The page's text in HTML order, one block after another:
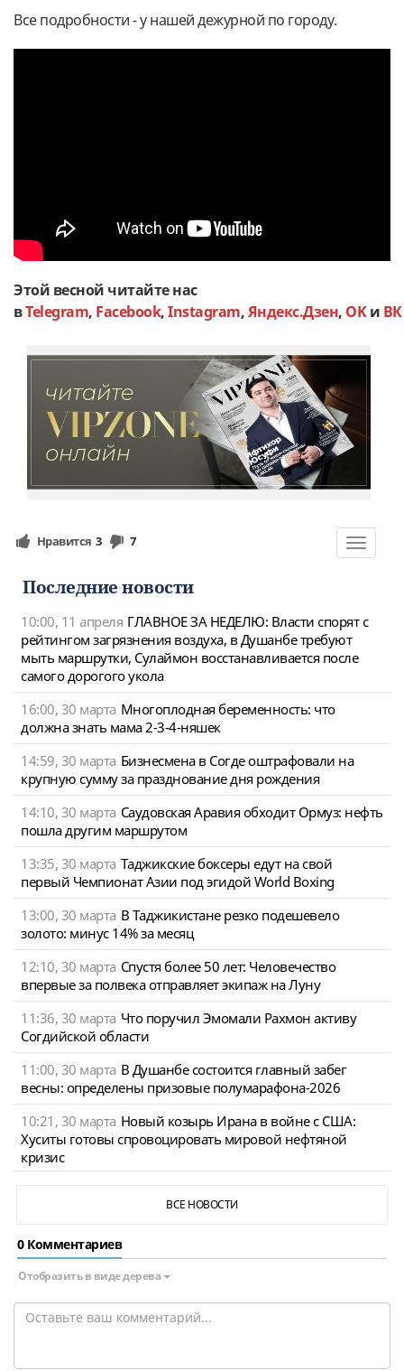
Все подробности - у нашей дежурной по городу.
Этой весной читайте нас
вTelegram, Facebook,Instagram,Яндекс.Дзен, OKи ВК
Toggle
Нравится 3 7
Последние новости
10:00, 11 апреля ГЛАВНОЕ ЗА НЕДЕЛЮ: Власти спорят с
рейтингом загрязнения воздуха, в Душанбе требуют
мыть маршрутки, Сулаймон восстанавливается после
самого дорогого укола
16:00, 30 марта Многоплодная беременность: что
должна знать мама 2-3-4-няшек
14:59, 30 марта Бизнесмена в Согде оштрафовали на
крупную сумму за празднование дня рождения
14:10, 30 марта Саудовская Аравия обходит Ормуз: нефть
пошла другим маршрутом
13:35, 30 марта Таджикские боксеры едут на свой
первый Чемпионат Азии под эгидой World Boxing
13:00, 30 марта В Таджикистане резко подешевело
золото: минус 14% за месяц
12:10, 30 марта Спустя более 50 лет: Человечество
впервые за полвека отправляет экипаж на Луну
11:36, 30 марта Что поручил Эмомали Рахмон активу
Согдийской области
11:00, 30 марта В Душанбе состоится главный забег
весны: определены призовые полумарафона-2026
10:21, 30 марта Новый козырь Ирана в войне с США:
Хуситы готовы спровоцировать мировой нефтяной
кризис
ВСЕ НОВОСТИ
0 Комментариев
Отобразить в виде дерева